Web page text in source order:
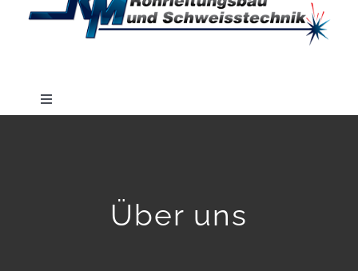
Toggle
Über uns